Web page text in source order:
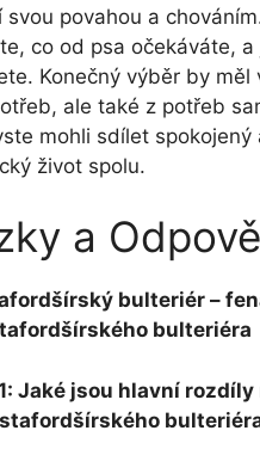
svou povahou a
co od psa očekáváte,
Konečný výběr by měl
ale také z potřeb
mohli sdílet spokojený
život spolu.
a
bulteriér –
bulteriéra
Jaké jsou hlavní